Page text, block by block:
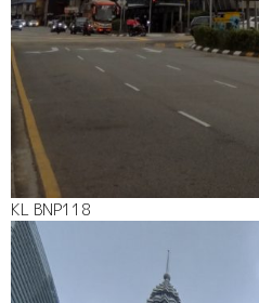
KL BNP118